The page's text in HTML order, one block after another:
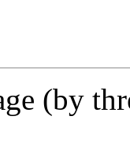
(by